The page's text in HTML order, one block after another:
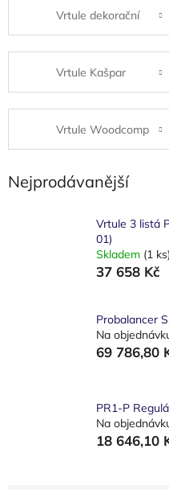
Vrtule dekorační
Vrtule Kašpar
Vrtule Woodcomp
Nejprodávanější
Vrtule 3 listá
01)
Skladem (1 ks)
37 658 Kč
Probalancer
Na
69 786,80
PR1-P
Na
18 646,10